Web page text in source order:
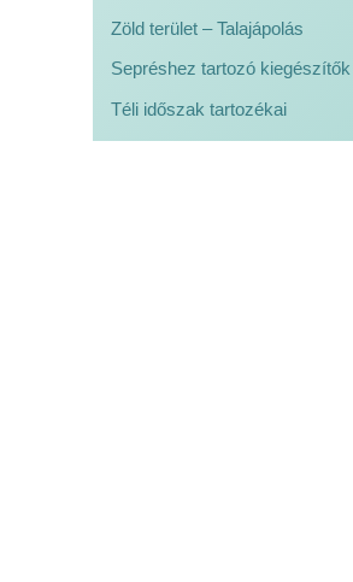
Zöld terület – Talajápolás
Sepréshez tartozó kiegészítők
Téli időszak tartozékai